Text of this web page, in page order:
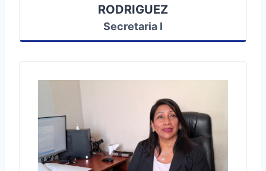
RODRIGUEZ
Secretaria I